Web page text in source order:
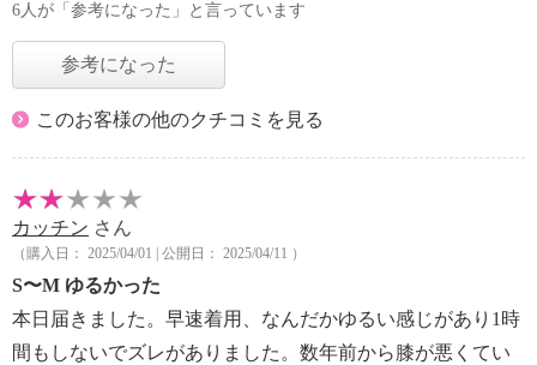
6人が「参考になった」と言っています
参考になった
このお客様の他のクチコミを見る
カッチン さん
（購入日： 2025/04/01 | 公開日： 2025/04/11 ）
S〜M ゆるかった
本日届きました。早速着用、なんだかゆるい感じがあり1時
間もしないでズレがありました。数年前から膝が悪くてい